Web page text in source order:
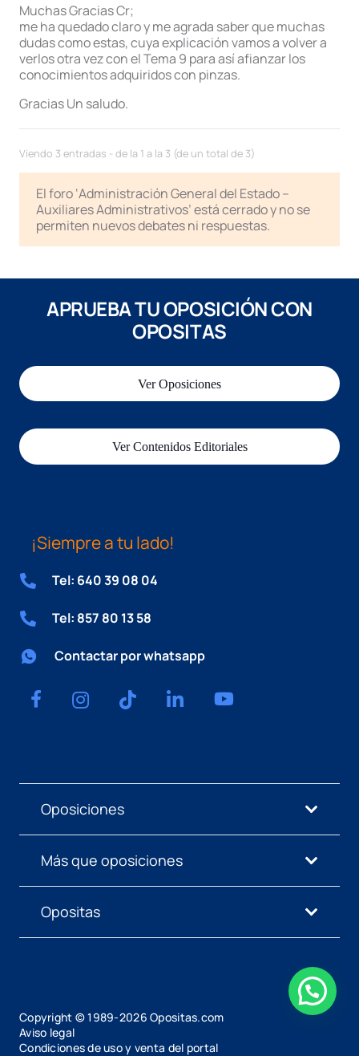
Muchas Gracias Cr;
me ha quedado claro y me agrada saber que muchas
dudas como estas, cuya explicación vamos a volver a
verlos otra vez con el Tema 9 para así afianzar los
conocimientos adquiridos con pinzas.
Gracias Un saludo.
Viendo 3 entradas - de la 1 a la 3 (de un total de 3)
El foro ‘Administración General del Estado –
Auxiliares Administrativos’ está cerrado y no se
permiten nuevos debates ni respuestas.
APRUEBA TU OPOSICIÓN CON
OPOSITAS
Ver Oposiciones
Ver Contenidos Editoriales
¡Siempre a tu lado!
Tel: 640 39 08 04
Tel: 857 80 13 58
Contactar por whatsapp
Oposiciones
Más que oposiciones
Opositas
Copyright © 1989-2026 Opositas.com
Aviso legal
Condiciones de uso y venta del portal